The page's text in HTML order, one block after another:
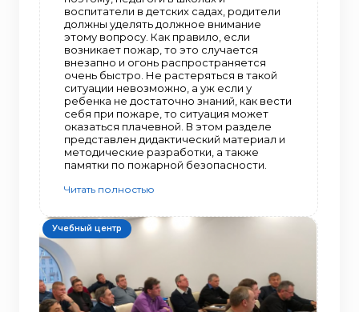
воспитатели в детских садах, родители
должны уделять должное внимание
этому вопросу. Как правило, если
возникает пожар, то это случается
внезапно и огонь распространяется
очень быстро. Не растеряться в такой
ситуации невозможно, а уж если у
ребенка не достаточно знаний, как вести
себя при пожаре, то ситуация может
оказаться плачевной. В этом разделе
представлен дидактический материал и
методические разработки, а также
памятки по пожарной безопасности.
Читать полностью
Учебный центр